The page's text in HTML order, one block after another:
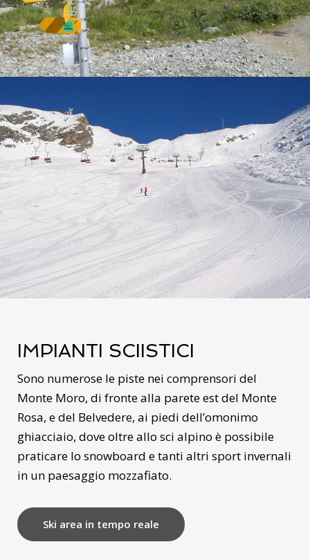
IMPIANTI SCIISTICI
Sono numerose le piste nei comprensori del
Monte Moro, di fronte alla parete est del Monte
Rosa, e del Belvedere, ai piedi dell’omonimo
ghiacciaio, dove oltre allo sci alpino è possibile
praticare lo snowboard e tanti altri sport invernali
in un paesaggio mozzafiato.
Ski area in tempo reale